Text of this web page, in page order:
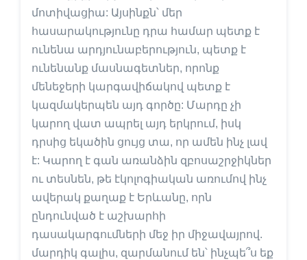
մոտիվացիա: Այսինքն՝ մեր
հասարակությունը դրա համար պետք է
ունենա արդյունաբերություն, պետք է
ունենանք մասնագետներ, որոնք
մենեջերի կարգավիճակով պետք է
կազմակերպեն այդ գործը: Մարդը չի
կարող վատ ապրել այդ երկրում, իսկ
դրսից եկածին ցույց տա, որ ամեն ինչ լավ
է: Կարող է գան առանձին զբոսաշրջիկներ
ու տեսնեն, թե էկոլոգիական առումով ինչ
ավերակ քաղաք է Երևանը, որն
ընդունված է աշխարհի
դասակարգումների մեջ իր միջավայրով.
մարդիկ գալիս, զարմանում են՝ ինչպե՞ս եք